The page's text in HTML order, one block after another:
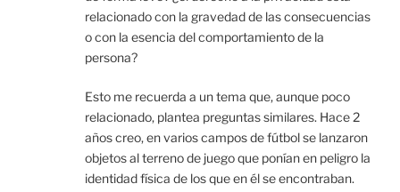
relacionado con la gravedad de las consecuencias
o con la esencia del comportamiento de la
persona?
Esto me recuerda a un tema que, aunque poco
relacionado, plantea preguntas similares. Hace 2
años creo, en varios campos de fútbol se lanzaron
objetos al terreno de juego que ponían en peligro la
identidad física de los que en él se encontraban.